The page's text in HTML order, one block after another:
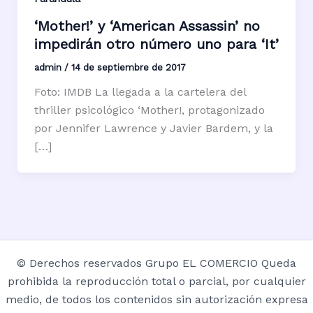
‘Mother!’ y ‘American Assassin’ no
impedirán otro número uno para ‘It’
admin / 14 de septiembre de 2017
Foto: IMDB La llegada a la cartelera del
thriller psicológico ‘Mother!, protagonizado
por Jennifer Lawrence y Javier Bardem, y la
[…]
© Derechos reservados Grupo EL COMERCIO Queda
prohibida la reproducción total o parcial, por cualquier
medio, de todos los contenidos sin autorización expresa